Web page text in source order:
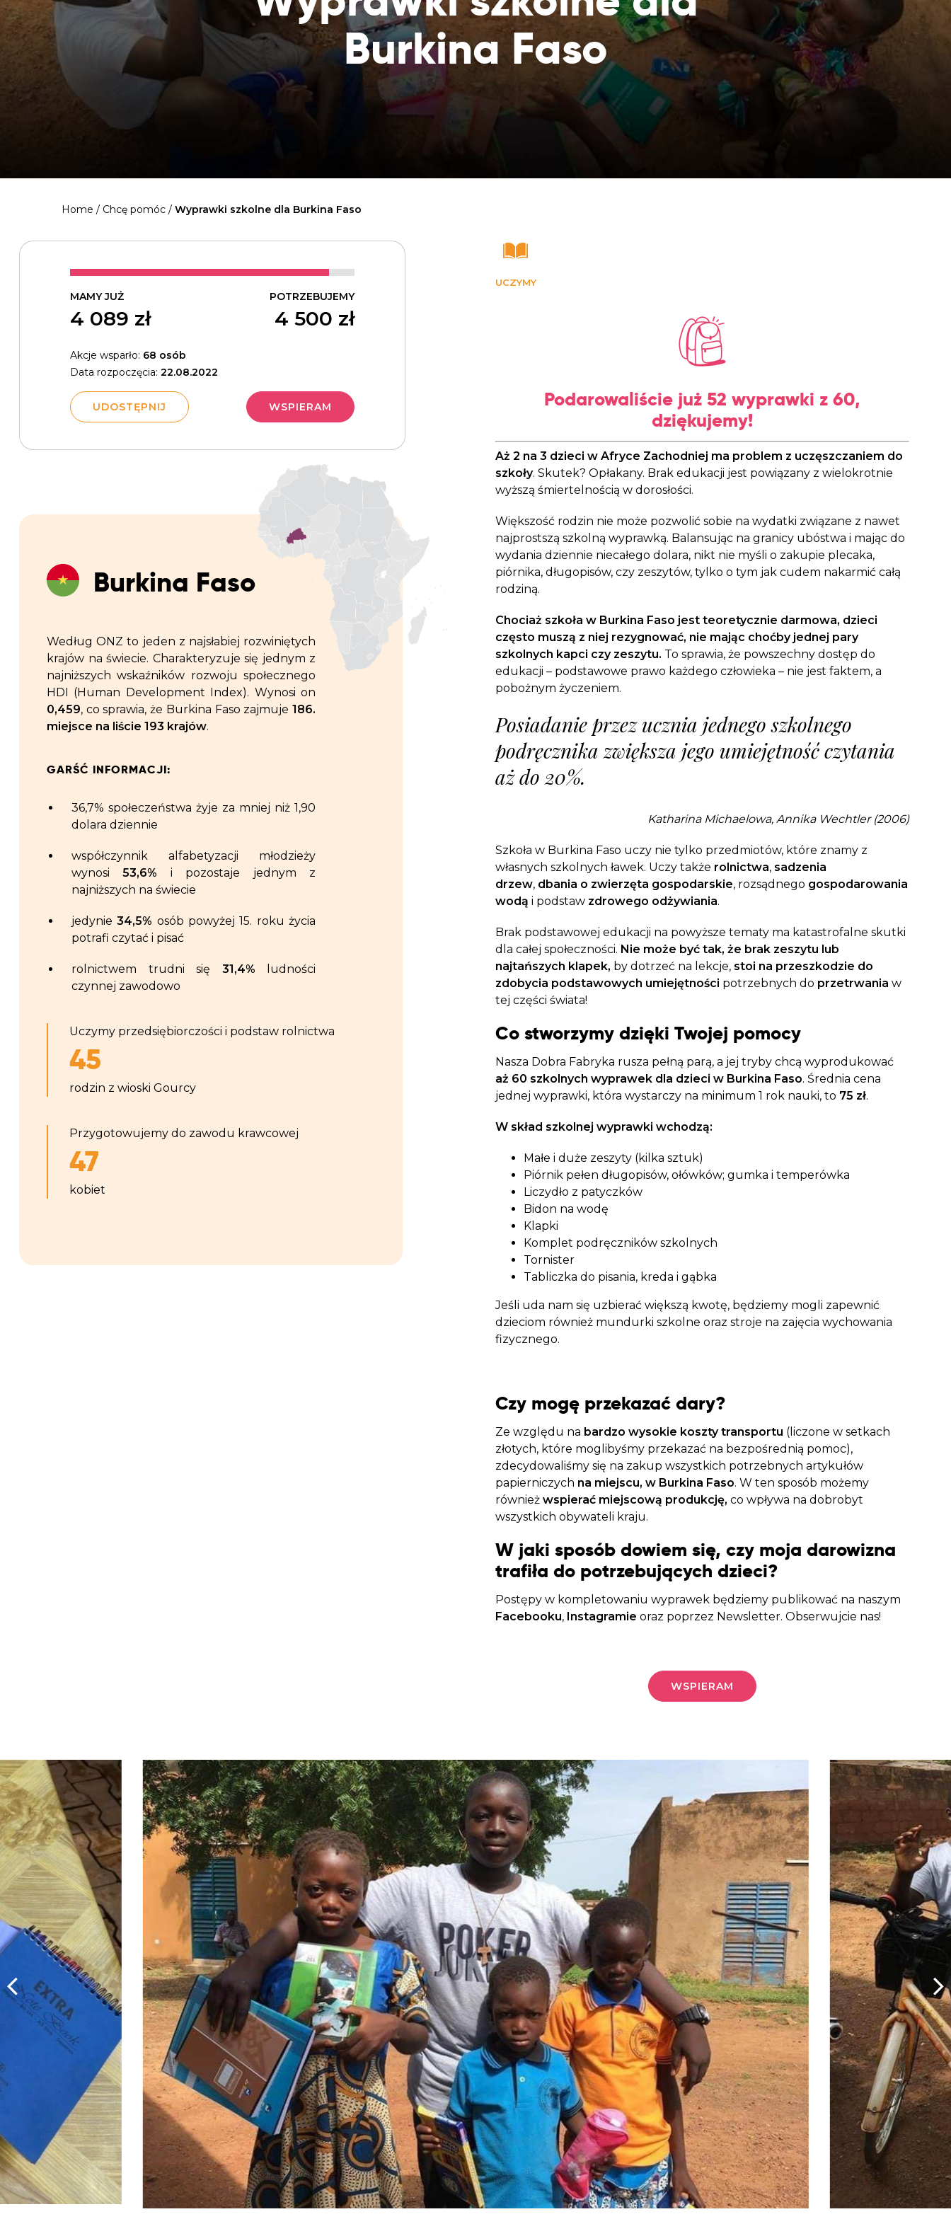
Dobroczynne24
Zrób zakupy dla potrzebujących w
markecie z dobrymi uczynkami
Warzywniak Charbela
Zrób zakupy u niewidomego Charbela i
wspieraj Głodnych
Wiatraczek dla Życia
Uratuj dziecko cierpiące z powodu
głodu i wspieraj edukację rodziców
Sprawdź listę miejsc, do których dociera
Twoja pomoc
Sprawozdania
Zweryfikuj, w jaki sposób wydajemy
przekazane Darowizny
Cele statutowe
Burkina Faso
Home / Chcę pomóc / Wyprawki szkolne dla Burkina Faso
MAMY JUŻ
4 089 zł
POTRZEBUJEMY
4 500 zł
Akcje wsparło: 68 osób
Data rozpoczęcia: 22.08.2022
UDOSTĘPNIJ WSPIERAM
Burkina Faso
Według ONZ to jeden z najsłabiej rozwiniętych
krajów na świecie. Charakteryzuje się jednym z
najniższych wskaźników rozwoju społecznego
HDI (Human Development Index). Wynosi on
0,459, co sprawia, że Burkina Faso zajmuje 186.
miejsce na liście 193 krajów.
GARŚĆ INFORMACJI:
36,7% społeczeństwa żyje za mniej niż 1,90
dolara dziennie
współczynnik alfabetyzacji młodzieży
wynosi53,6% i pozostaje jednym z
najniższych na świecie
jedynie34,5% osób powyżej 15. roku życia
potrafi czytać i pisać
rolnictwem trudni się 31,4% ludności
czynnej zawodowo
Uczymy przedsiębiorczości i podstaw rolnictwa
45
rodzin z wioski Gourcy
Przygotowujemy do zawodu krawcowej
47
kobiet
UCZYMY
Podarowaliście już 52 wyprawki z 60,
dziękujemy!
Aż 2 na 3 dzieci w Afryce Zachodniej ma problem z uczęszczaniem do
szkoły. Skutek? Opłakany. Brak edukacji jest powiązany z wielokrotnie
wyższą śmiertelnością w dorosłości.
Większość rodzin nie może pozwolić sobie na wydatki związane z nawet
najprostszą szkolną wyprawką. Balansując na granicy ubóstwa i mając do
wydania dziennie niecałego dolara, nikt nie myśli o zakupie plecaka,
piórnika, długopisów, czy zeszytów, tylko o tym jak cudem nakarmić całą
rodziną.
Chociaż szkoła w Burkina Faso jest teoretycznie darmowa, dzieci
często muszą z niej rezygnować, nie mając choćby jednej pary
szkolnych kapci czy zeszytu. To sprawia, że powszechny dostęp do
edukacji – podstawowe prawo każdego człowieka – nie jest faktem, a
pobożnym życzeniem.
Posiadanie przez ucznia jednego szkolnego
podręcznika zwiększa jego umiejętność czytania
aż do 20%.
Katharina Michaelowa, Annika Wechtler (2006)
Szkoła w Burkina Faso uczy nie tylko przedmiotów, które znamy z
własnych szkolnych ławek. Uczy także rolnictwa, sadzenia
drzew, dbania o zwierzęta gospodarskie, rozsądnego gospodarowania
wodą i podstawzdrowego odżywiania.
Brak podstawowej edukacji na powyższe tematy ma katastrofalne skutki
dla całej społeczności. Nie może być tak, że brak zeszytu lub
najtańszych klapek, by dotrzeć na lekcje,stoi na przeszkodzie do
zdobycia podstawowych umiejętności potrzebnych do przetrwania w
tej części świata!
Co stworzymy dzięki Twojej pomocy
Nasza Dobra Fabryka rusza pełną parą, a jej tryby chcą wyprodukować
aż 60 szkolnych wyprawek dla dzieci w Burkina Faso. Średnia cena
jednej wyprawki, która wystarczy na minimum 1 rok nauki, to 75 zł.
W skład szkolnej wyprawki wchodzą:
Małe i duże zeszyty (kilka sztuk)
Piórnik pełen długopisów, ołówków; gumka i temperówka
Liczydło z patyczków
Bidon na wodę
Klapki
Komplet podręczników szkolnych
Tornister
Tabliczka do pisania, kreda i gąbka
Jeśli uda nam się uzbierać większą kwotę, będziemy mogli zapewnić
dzieciom również mundurki szkolne oraz stroje na zajęcia wychowania
fizycznego.
Czy mogę przekazać dary?
Ze względu na bardzo wysokie koszty transportu (liczone w setkach
złotych, które moglibyśmy przekazać na bezpośrednią pomoc),
zdecydowaliśmy się na zakup wszystkich potrzebnych artykułów
papierniczych na miejscu, w Burkina Faso. W ten sposób możemy
również wspierać miejscową produkcję, co wpływa na dobrobyt
wszystkich obywateli kraju.
W jaki sposób dowiem się, czy moja darowizna
trafiła do potrzebujących dzieci?
Postępy w kompletowaniu wyprawek będziemy publikować na naszym
Facebooku, Instagramie oraz poprzez Newsletter. Obserwujcie nas!
WSPIERAM